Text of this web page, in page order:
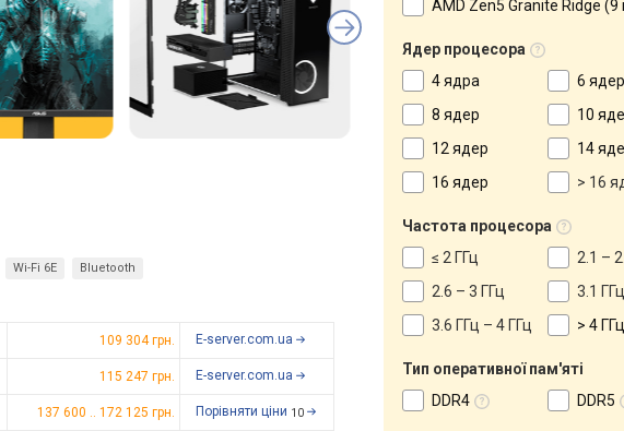
Wi-Fi 6E Bluetooth
109 304 грн. E-server.com.ua
115 247 грн. E-server.com.ua
137 600 172 125 грн. Порівняти ціни 10
AMD Zen5 Granite Ridge (9
Ядер процесора
4 ядра
6 ядер
8 ядер
10
12 ядер
14
16 ядер
> 16
Частота процесора
≤ 2 ГГц
2.1 –
2.6 – 3 ГГц
3.1
3.6 ГГц – 4 ГГц
> 4 ГГц
Тип оперативної пам'яті
DDR4
DDR5